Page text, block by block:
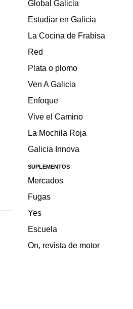
Global Galicia
Estudiar en Galicia
La Cocina de Frabisa
Red
Plata o plomo
Ven A Galicia
Enfoque
Vive el Camino
La Mochila Roja
Galicia Innova
SUPLEMENTOS
Mercados
Fugas
Yes
Escuela
On, revista de motor